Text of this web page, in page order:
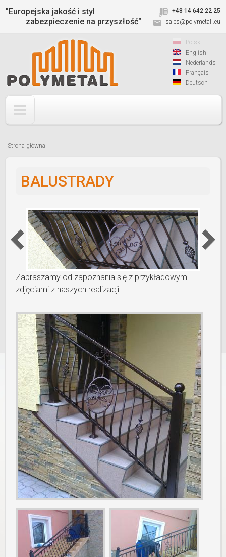
Jump to navigation
"Europejska jakość i styl
zabezpieczenie na przyszłość"
+48 14 642 22 25
sales@polymetall.eu
Polski
English
Nederlands
Français
Deutsch
tutaj
Strona główna
BALUSTRADY
Zapraszamy od zapoznania się z przykładowymi
zdjęciami z naszych realizacji.